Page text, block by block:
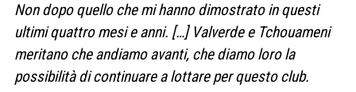
Non dopo quello che mi hanno dimostrato in questi
ultimi quattro mesi e anni. […] Valverde e Tchouameni
meritano che andiamo avanti, che diamo loro la
possibilità di continuare a lottare per questo club.